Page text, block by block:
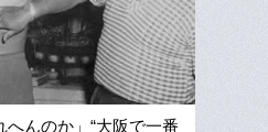
へんのか」“大阪で一番